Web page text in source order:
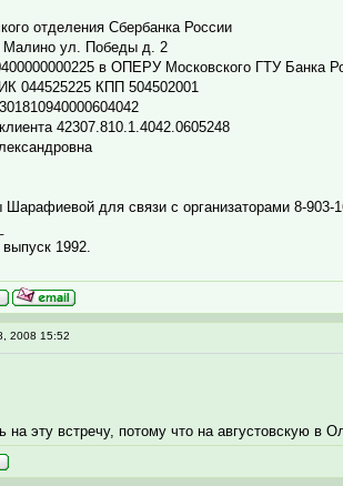
отделения Сбербанка России
ул. Победы д. 2
в ОПЕРУ Московского ГТУ Банка
044525225 КПП 504502001
42307.810.1.4042.0605248
для связи с организаторами 8-903-
1992.
2008 15:52
на эту встречу, потому что на августовскую